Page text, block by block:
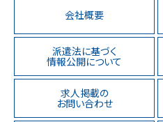
会社概要
派遣法に基づく
情報公開について
求人掲載の
お問い合わせ